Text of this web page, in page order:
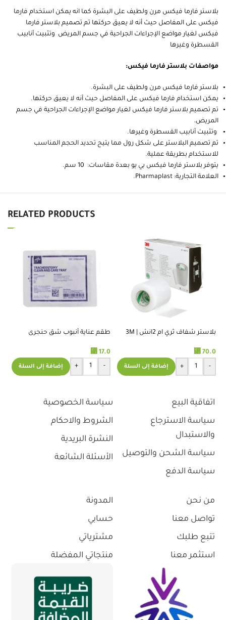
بلاستر فارما فيكس مرن ولطيف على البشرة كما انه يمكن استخدام فارما
فيكس على المفاصل حيث أنه لا يعيق حركتها تم تصميم بلاستر فارما
فيكس لغيار مواضع الإجراءات الجراحية في جسم المريض وتثبيت أنابيب
القسطرة وغيرها
مواصفات بلاستر فارما فيكس:
بلاستر فارما فيكس مرن ولطيف على البشرة.
يمكن استخدام فارما فيكس على المفاصل حيث أنه لا يعيق حركتها.
تم تصميم بلاستر فارما فيكس لغيار مواضع الإجراءات الجراحية في جسم
المريض،
وتثبيت أنابيب القسطرة وغيرها.
تم تصميم البلاستر على شكل رول مما يتيح تحديد الحجم المناسب
للاستخدام بطريقة عملية.
يتوفر بلاستر فارما فيكس بي يو بعدة مقاسات: 10 سم.
العلامة التجارية: Pharmaplast.
RELATED PRODUCTS
بلاستر شفاف ثري ام 2انش | 3M
⃁ 70.0
-
+ إضافة إلى السلة
طقم عناية أنبوب شق حنجرى
⃁ 17.0
-
+ إضافة إلى السلة
اتفاقية البيع
سياسة الاسترجاع
والاستبدال
سياسة الشحن والتوصيل
سياسة الدفع
سياسة الخصوصية
الشروط والاحكام
النشرة البريدية
الأسئلة الشائعة
من نحن
تواصل معنا
تتبع طلبك
استثمر معنا
المدونة
حسابي
مشترياتي
منتجاتي المفضلة